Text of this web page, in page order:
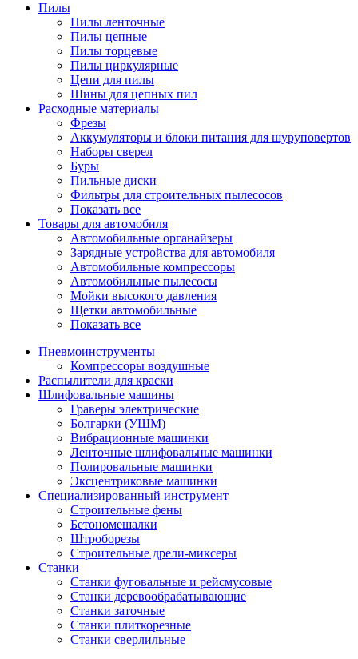
Пилы
Пилы ленточные
Пилы цепные
Пилы торцевые
Пилы циркулярные
Цепи для пилы
Шины для цепных пил
Расходные материалы
Фрезы
Аккумуляторы и блоки питания для шуруповертов
Наборы сверел
Буры
Пильные диски
Фильтры для строительных пылесосов
Показать все
Товары для автомобиля
Автомобильные органайзеры
Зарядные устройства для автомобиля
Автомобильные компрессоры
Автомобильные пылесосы
Мойки высокого давления
Щетки автомобильные
Показать все
Пневмоинструменты
Компрессоры воздушные
Распылители для краски
Шлифовальные машины
Граверы электрические
Болгарки (УШМ)
Вибрационные машинки
Ленточные шлифовальные машинки
Полировальные машинки
Эксцентриковые машинки
Специализированный инструмент
Строительные фены
Бетономешалки
Штроборезы
Строительные дрели-миксеры
Станки
Станки фуговальные и рейсмусовые
Станки деревообрабатывающие
Станки заточные
Станки плиткорезные
Станки сверлильные